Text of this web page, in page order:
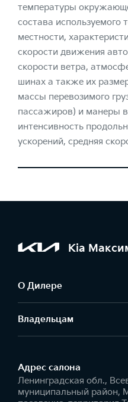
температуры
состава используемого
местности,
скорости движения
скорости ветра,
шинах а также их
массы перевозимого
пассажиров) и манеры
интенсивность
ускорений, средняя
Kia
О Дилере
Владельцам
Адрес салонa
Ленинградская обл.,
муниципальный район,